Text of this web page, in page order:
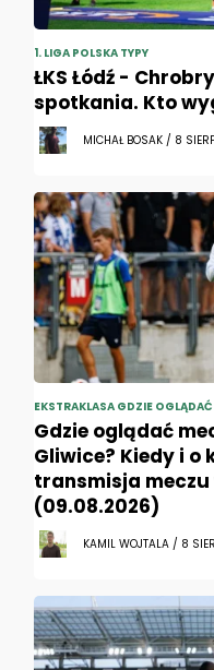
1. LIGA POLSKA TYPY
ŁKS Łódź -
spotkania. Kto
MICHAŁ BOSAK / 8
EKSTRAKLASA GDZIE OGLĄDAĆ
Gdzie oglądać
Gliwice? Kiedy i o
transmisja meczu
(09.08.2026)
KAMIL WOJTALA / 8